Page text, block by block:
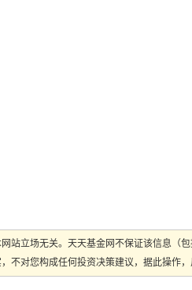
站立场无关。天天基金网不保证该信息（
不对您构成任何投资决策建议，据此操作